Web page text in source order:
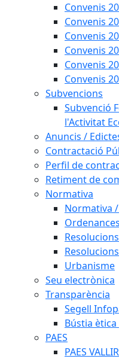
Convenis
Convenis
Convenis
Convenis
Convenis
Convenis
Subvencions
Subvenció
l'Activitat
Anuncis /
Contractació
Perfil de
Retiment de
Normativa
Normativa
Urbanisme
Seu electrònica
Transparència
Segell
Bústia
PAES
PAES